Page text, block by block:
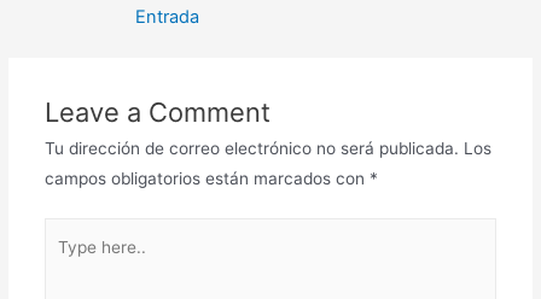
Entrada
Leave a Comment
Tu dirección de correo electrónico no será publicada. Los
campos obligatorios están marcados con *